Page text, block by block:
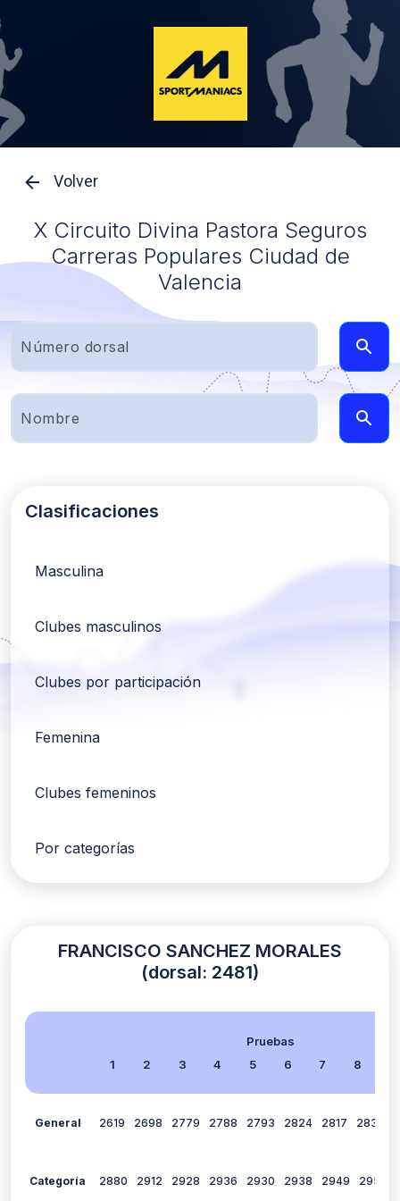
Volver
X Circuito Divina Pastora Seguros
Carreras Populares Ciudad de
Valencia
Clasificaciones
Masculina
Clubes masculinos
Clubes por participación
Femenina
Clubes femeninos
Por categorías
FRANCISCO SANCHEZ MORALES
(dorsal: 2481)
Pruebas
1
2 3 4 5 6 7 8
General 2619 2698 2779 2788 2793 2824 2817 2837
Categoría 2880 2912 2928 2936 2930 2938 2949 2953